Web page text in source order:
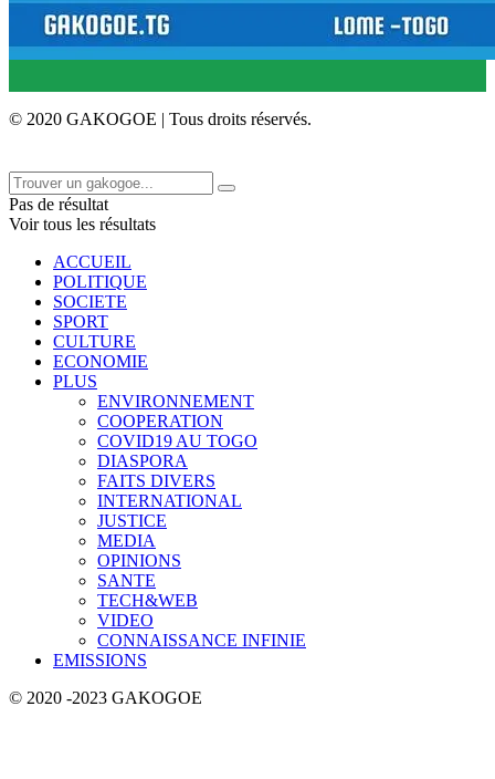
© 2020 GAKOGOE | Tous droits réservés.
Pas de résultat
Voir tous les résultats
ACCUEIL
POLITIQUE
SOCIETE
SPORT
CULTURE
ECONOMIE
PLUS
ENVIRONNEMENT
COOPERATION
COVID19 AU TOGO
DIASPORA
FAITS DIVERS
INTERNATIONAL
JUSTICE
MEDIA
OPINIONS
SANTE
TECH&WEB
VIDEO
CONNAISSANCE INFINIE
EMISSIONS
© 2020 -2023 GAKOGOE